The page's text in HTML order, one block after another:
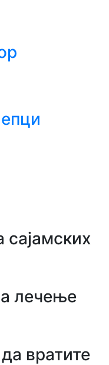
лечење
вратите